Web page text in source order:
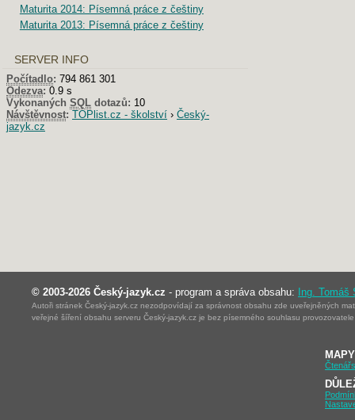
Maturita 2014: Písemná práce z češtiny
Maturita 2013: Písemná práce z češtiny
SERVER INFO
Počítadlo: 794 861 301
Odezva: 0.9 s
Vykonaných SQL dotazů: 10
Návštěvnost: TOPlist.cz - školství › Český-
jazyk.cz
© 2003-2026 Český-jazyk.cz - program a správa obsahu: Ing. Tomáš
Autoři stránek Český-jazyk.cz nezodpovídají za správnost obsahu zde uveřejněných
veřejné šíření obsahu serveru Český-jazyk.cz je bez písemného souhlasu